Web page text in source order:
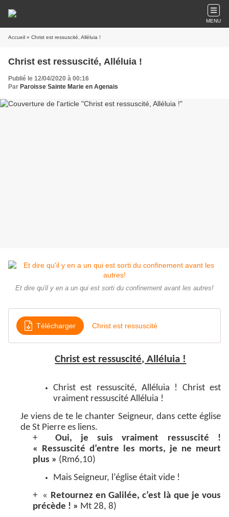
MENU
Accueil » Christ est ressuscité, Alléluia !
Christ est ressuscité, Alléluia !
Publié le 12/04/2020 à 00:16
Par Paroisse Sainte Marie en Agenais
Et dire qu'il y en a un qui est sorti du confinement avant les autres!
Télécharger Christ est ressuscité
Christ est ressuscité, Alléluia !
Christ est ressuscité, Alléluia ! Christ est
vraiment ressuscité Alléluia !
Je viens de te le chanter Seigneur, dans cette église
de St Pierre es liens.
+ Oui, je suis vraiment ressuscité !
« Ressuscité d’entre les morts, je ne meurt
plus » (Rm6,10)
Mais Seigneur, l’église était vide !
+ « Retournez en Galilée, c’est là que je vous
précède ! » Mt 28, 8)